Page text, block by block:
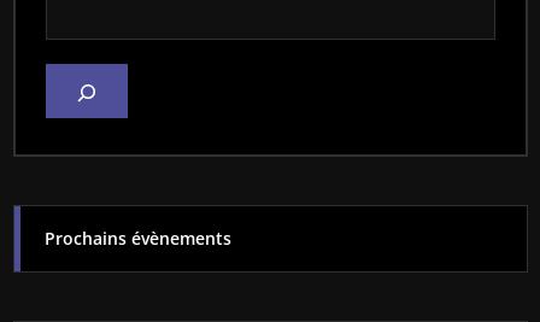
Prochains évènements